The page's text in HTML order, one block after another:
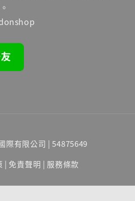
際有限公司 | 54875649
| 免責聲明 | 服務條款